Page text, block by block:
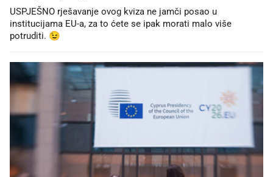
USPJEŠNO rješavanje ovog kviza ne jamči posao u
institucijama EU-a, za to ćete se ipak morati malo više
potruditi. 😉